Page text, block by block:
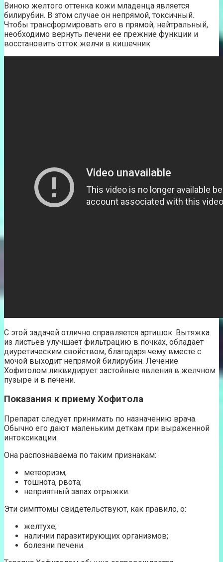
Виною желтого оттенка кожи младенца является
билирубин. В этом случае он непрямой, токсичный.
Чтобы трансформировать его в прямой, нейтральный,
необходимо вернуть печени ее прежние функции и
восстановить отток желчи в кишечник.
С этой задачей отлично справляется артишок. Вытяжка
из листьев улучшает фильтрацию в почках, обладает
диуретическим свойством, благодаря чему вместе с
мочой выходит непрямой билирубин. Лечение
Хофитолом ликвидирует застойные явления в желчном
пузыре и в печени.
Показания к приему Хофитола
Препарат следует принимать по назначению врача.
Обычно его дают маленьким деткам при выраженной
интоксикации.
Она распознаваема по таким признакам:
метеоризм;
тошнота, рвота;
неприятный запах отрыжки.
Эти симптомы свидетельствуют, как правило, о:
желтухе;
наличии паразитирующих организмов;
болезни печени.